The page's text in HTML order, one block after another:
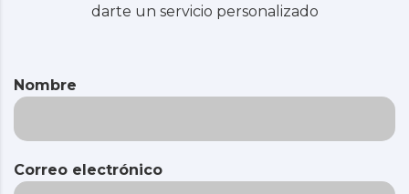
darte un servicio personalizado
Nombre
Correo electrónico